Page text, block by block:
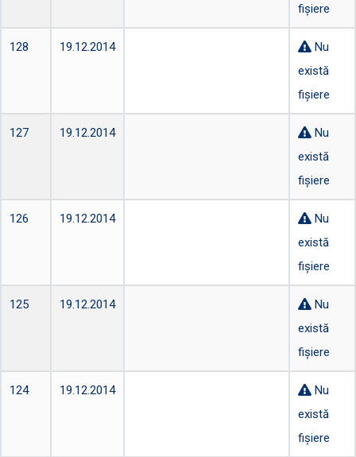
fișiere
128 19.12.2014
Nu
există
fișiere
127 19.12.2014
Nu
există
fișiere
126 19.12.2014
Nu
există
fișiere
125 19.12.2014
Nu
există
fișiere
124 19.12.2014
Nu
există
fișiere